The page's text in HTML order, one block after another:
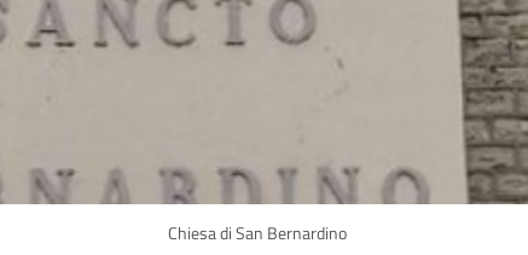
Chiesa di San Bernardino